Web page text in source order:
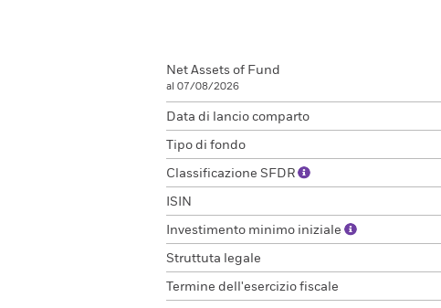
Net Assets of Fund
al 07/08/2026
Data di lancio comparto
Tipo di fondo
Classificazione SFDR
ISIN
Investimento minimo iniziale
Struttuta legale
Termine dell'esercizio fiscale